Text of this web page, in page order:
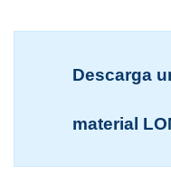
Descarga
material